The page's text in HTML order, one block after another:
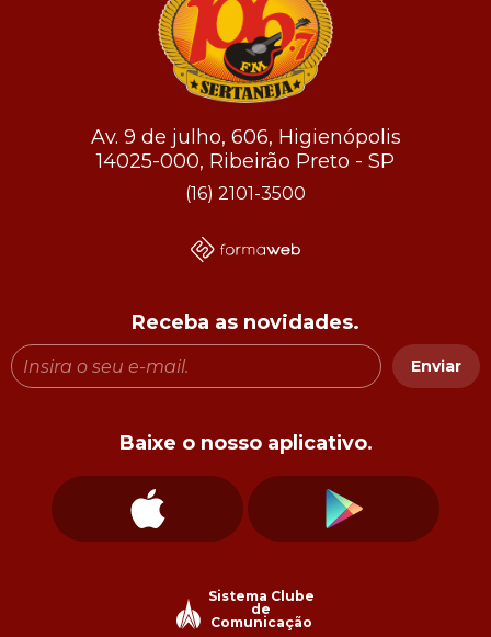
Av. 9 de julho, 606, Higienópolis
14025-000, Ribeirão Preto - SP
(16) 2101-3500
Receba as novidades.
Enviar
Baixe o nosso aplicativo.
Sistema Clube
de
Comunicação